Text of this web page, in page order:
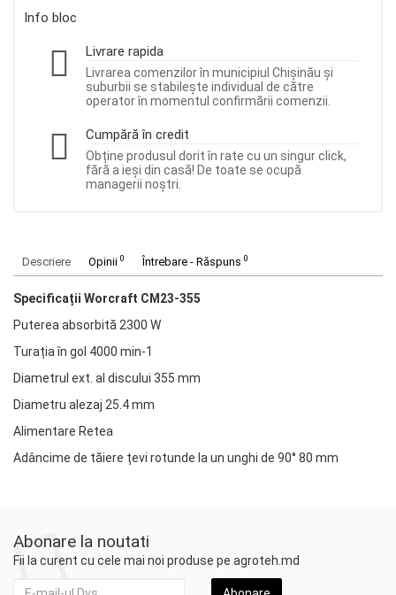
Info bloc
Livrare rapida
Livrarea comenzilor în municipiul Chișinău și
suburbii se stabilește individual de către
operator în momentul confirmării comenzii.
Cumpără în credit
Obține produsul dorit în rate cu un singur click,
fără a ieși din casă! De toate se ocupă
managerii noștri.
Descriere Opinii 0 Întrebare - Răspuns 0
Specificații Worcraft CM23-355
Puterea absorbită 2300 W
Turația în gol 4000 min-1
Diametrul ext. al discului 355 mm
Diametru alezaj 25.4 mm
Alimentare Retea
Adâncime de tăiere țevi rotunde la un unghi de 90° 80 mm
Abonare la noutati
Fii la curent cu cele mai noi produse pe agroteh.md